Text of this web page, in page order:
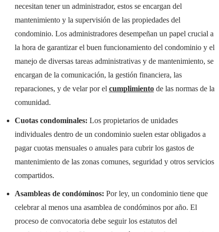
necesitan tener un administrador, estos se encargan del
mantenimiento y la supervisión de las propiedades del
condominio. Los administradores desempeñan un papel crucial a
la hora de garantizar el buen funcionamiento del condominio y el
manejo de diversas tareas administrativas y de mantenimiento, se
encargan de la comunicación, la gestión financiera, las
reparaciones, y de velar por el cumplimientode las normas de la
comunidad.
Cuotas condominales: Los propietarios de unidades
individuales dentro de un condominio suelen estar obligados a
pagar cuotas mensuales o anuales para cubrir los gastos de
mantenimiento de las zonas comunes, seguridad y otros servicios
compartidos.
Asambleas de condóminos: Por ley, un condominio tiene que
celebrar al menos una asamblea de condóminos por año. El
proceso de convocatoria debe seguir los estatutos del